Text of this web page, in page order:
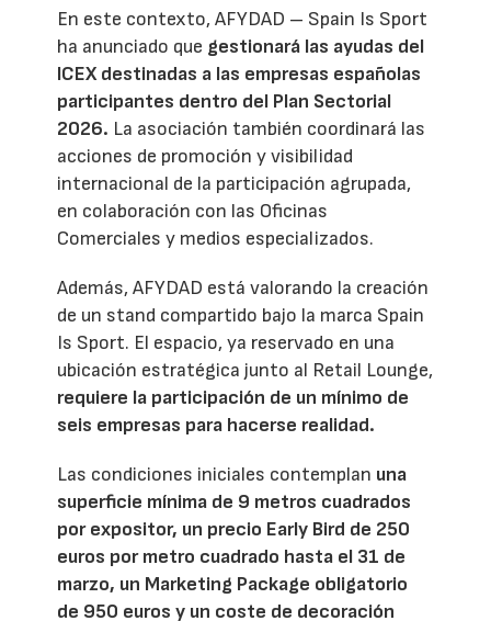
En este contexto, AFYDAD – Spain Is Sport
ha anunciado que gestionará las ayudas del
ICEX destinadas a las empresas españolas
participantes dentro del Plan Sectorial
2026. La asociación también coordinará las
acciones de promoción y visibilidad
internacional de la participación agrupada,
en colaboración con las Oficinas
Comerciales y medios especializados.
Además, AFYDAD está valorando la creación
de un stand compartido bajo la marca Spain
Is Sport. El espacio, ya reservado en una
ubicación estratégica junto al Retail Lounge,
requiere la participación de un mínimo de
seis empresas para hacerse realidad.
Las condiciones iniciales contemplan una
superficie mínima de 9 metros cuadrados
por expositor, un precio Early Bird de 250
euros por metro cuadrado hasta el 31 de
marzo, un Marketing Package obligatorio
de 950 euros y un coste de decoración